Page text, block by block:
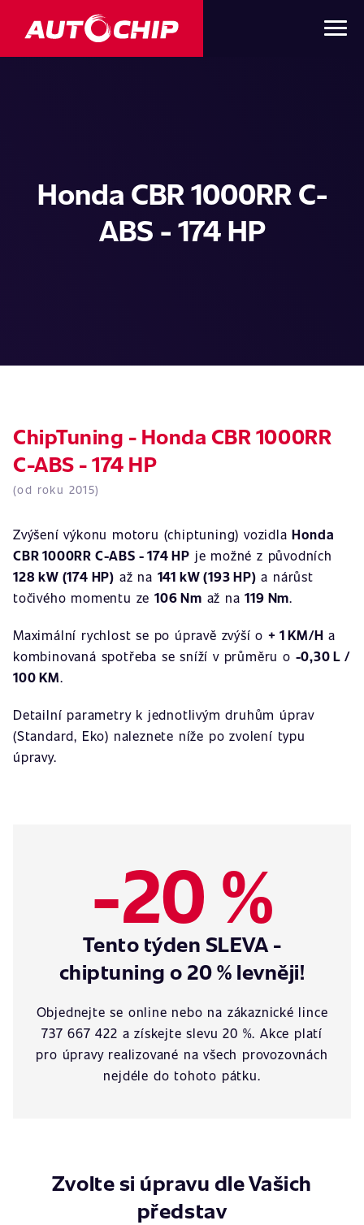
Honda CBR 1000RR C-
ABS - 174 HP
ChipTuning - Honda CBR 1000RR
C-ABS - 174 HP
(od roku 2015)
Zvýšení výkonu motoru (chiptuning) vozidlaHonda
CBR 1000RR C-ABS - 174 HP je možné z původních
128 kW (174 HP) až na 141 kW (193 HP) a nárůst
točivého momentu ze106 Nm až na119 Nm.
Maximální rychlost se po úpravě zvýší o + 1 KM/H a
kombinovaná spotřeba se sníží v průměru o -0,30 L /
100 KM.
Detailní parametry k jednotlivým druhům úprav
(Standard, Eko) naleznete níže po zvolení typu
úpravy.
-20 %
Tento týden SLEVA -
chiptuning o 20 % levněji!
Objednejte se online nebo na zákaznické lince
737 667 422 a získejte slevu 20 %. Akce platí
pro úpravy realizované na všech provozovnách
nejdéle do tohoto pátku.
Zvolte si úpravu dle Vašich
představ